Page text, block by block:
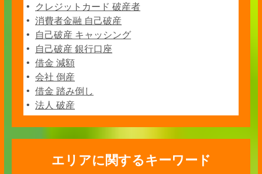
クレジットカード 破産者
消費者金融 自己破産
自己破産 キャッシング
自己破産 銀行口座
借金 減額
会社 倒産
借金 踏み倒し
法人 破産
エリアに関するキーワード